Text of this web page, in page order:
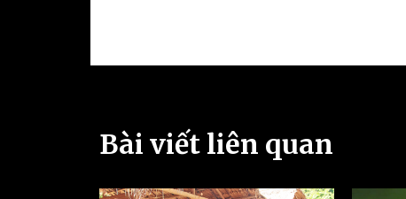
Bài viết liên quan